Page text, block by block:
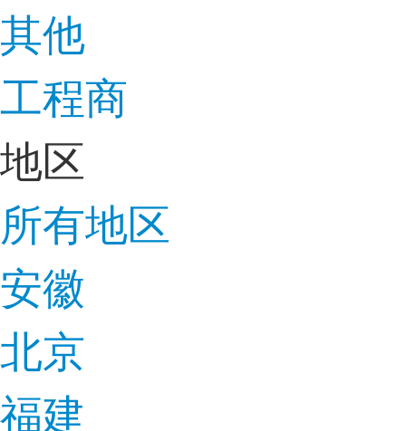
其他
工程商
地区
所有地区
安徽
北京
福建